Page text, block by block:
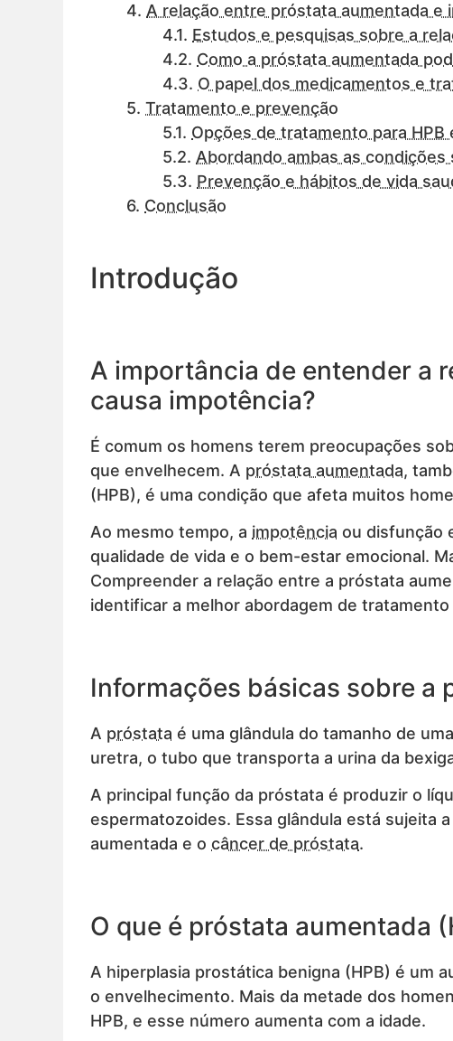
A relação entre próstata aumentada e
Estudos e pesquisas sobre a
Como a próstata aumentada
O papel dos medicamentos e
Tratamento e prevenção
Opções de tratamento para
Abordando ambas as
Prevenção e hábitos de vida
Conclusão
Introdução
A importância de entender a
causa impotência?
É comum os homens terem preocupações
que envelhecem. A próstata aumentada,
(HPB), é uma condição que afeta muitos
Ao mesmo tempo, a impotência ou disfunção
qualidade de vida e o bem-estar emocional.
Compreender a relação entre a próstata
identificar a melhor abordagem de
Informações básicas sobre a
A próstata é uma glândula do tamanho de
uretra, o tubo que transporta a urina da
A principal função da próstata é produzir o
espermatozoides. Essa glândula está sujeita
aumentada e o câncer de próstata.
O que é próstata aumentada
A hiperplasia prostática benigna (HPB) é um
o envelhecimento. Mais da metade dos
HPB, e esse número aumenta com a idade.